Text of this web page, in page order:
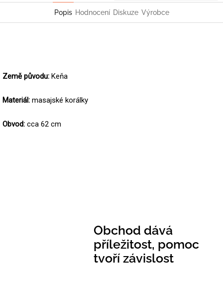
Popis Hodnocení Diskuze Výrobce
Země původu: Keňa
Materiál: masajské korálky
Obvod: cca 62 cm
Obchod dává
příležitost, pomoc
tvoří závislost